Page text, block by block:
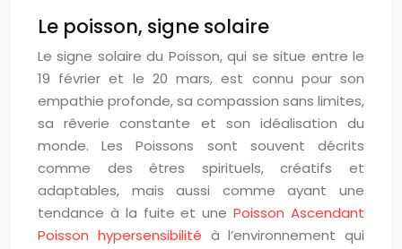
Le poisson, signe solaire
Le signe solaire du Poisson, qui se situe entre le
19 février et le 20 mars, est connu pour son
empathie profonde, sa compassion sans limites,
sa rêverie constante et son idéalisation du
monde. Les Poissons sont souvent décrits
comme des êtres spirituels, créatifs et
adaptables, mais aussi comme ayant une
tendance à la fuite et unePoisson Ascendant
Poisson hypersensibilité à l’environnement qui